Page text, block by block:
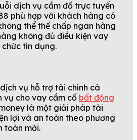
dịch vụ cầm đồ trực tuyến
phù hợp với khách hàng có
thể thế chấp ngân hàng
không đủ điều kiện vay
tín dụng.
vụ hỗ trợ tài chính cá
vụ cho vay cầm cố bất động
là một giải pháp tài
lợi và an toàn theo phương
toàn mới.